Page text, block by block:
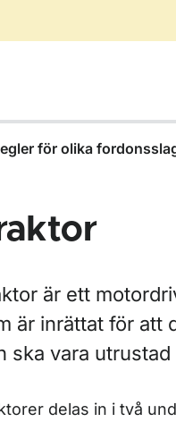
för olika
Äga, köpa eller sälja
Skatter och avgifter
Fordons- och
är ett
är inrättat för att
ska vara
delas in i två